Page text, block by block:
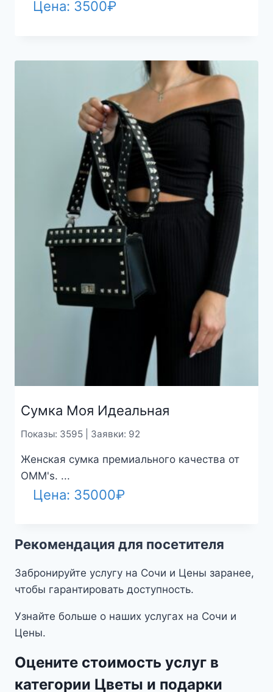
Цена: 3500₽
Сумка Моя Идеальная
Показы: 3595 | Заявки: 92
Женская сумка премиального качества от
OMM's. ...
Цена: 35000₽
Рекомендация для посетителя
Забронируйте услугу на Сочи и Цены заранее,
чтобы гарантировать доступность.
Узнайте больше о наших услугах на Сочи и
Цены.
Оцените стоимость услуг в
категории Цветы и подарки